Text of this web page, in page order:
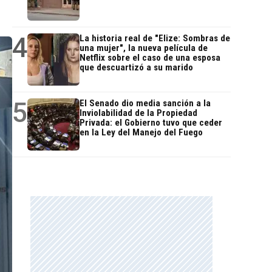
4
La historia real de "Elize: Sombras de
una mujer", la nueva película de
Netflix sobre el caso de una esposa
que descuartizó a su marido
5
El Senado dio media sanción a la
Inviolabilidad de la Propiedad
Privada: el Gobierno tuvo que ceder
en la Ley del Manejo del Fuego